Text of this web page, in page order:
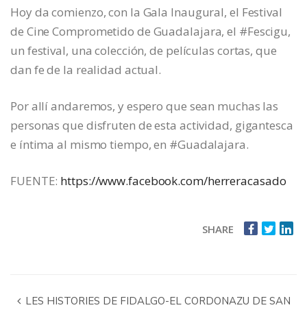
Hoy da comienzo, con la Gala Inaugural, el Festival
de Cine Comprometido de Guadalajara, el #Fescigu,
un festival, una colección, de películas cortas, que
dan fe de la realidad actual.
Por allí andaremos, y espero que sean muchas las
personas que disfruten de esta actividad, gigantesca
e íntima al mismo tiempo, en #Guadalajara.
FUENTE: https://www.facebook.com/herreracasado
SHARE
LES HISTORIES DE FIDALGO-EL CORDONAZU DE SAN